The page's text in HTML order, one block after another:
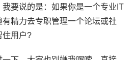
要说的是：如果你是一个专业IT
精力去专职管理一个论坛或社
住用户?